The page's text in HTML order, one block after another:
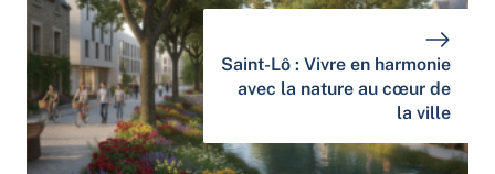
Saint-Lô : Vivre en harmonie
avec la nature au cœur de
la ville